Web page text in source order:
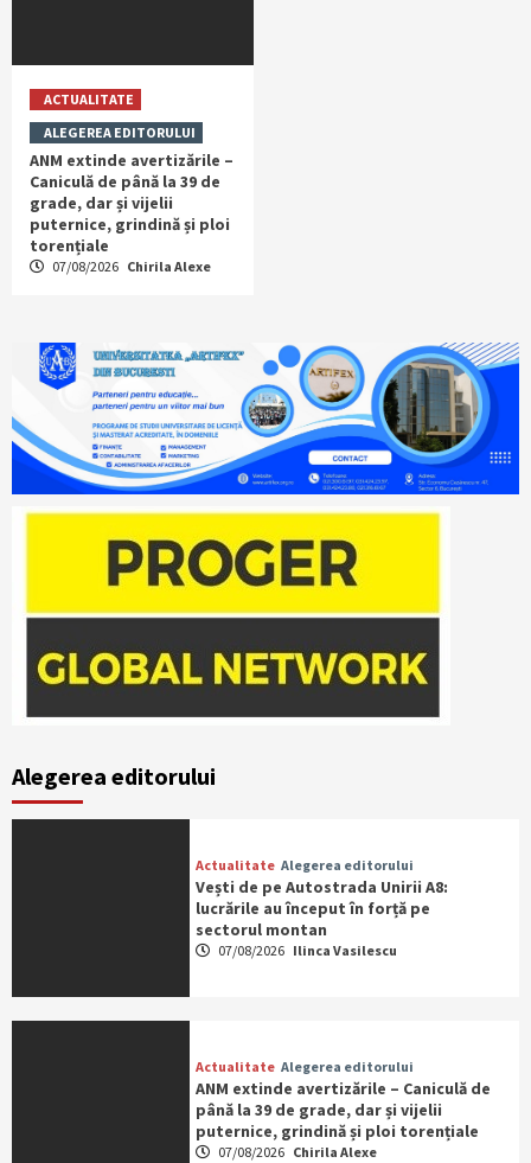
ACTUALITATE
ALEGEREA EDITORULUI
ANM extinde avertizările –
Caniculă de până la 39 de
grade, dar și vijelii
puternice, grindină și ploi
torențiale
07/08/2026 Chirila Alexe
Alegerea editorului
Actualitate Alegerea editorului
Vești de pe Autostrada Unirii A8:
lucrările au început în forță pe
sectorul montan
07/08/2026 Ilinca Vasilescu
Actualitate Alegerea editorului
ANM extinde avertizările – Caniculă de
până la 39 de grade, dar și vijelii
puternice, grindină și ploi torențiale
07/08/2026 Chirila Alexe